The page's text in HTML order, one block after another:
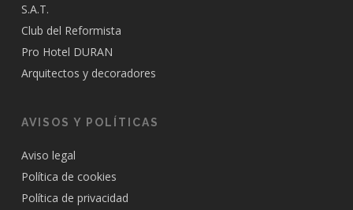
S.A.T.
Club del Reformista
Pro Hotel DURAN
Arquitectos y decoradores
AVISOS Y POLÍTICAS
Aviso legal
Política de cookies
Política de privacidad